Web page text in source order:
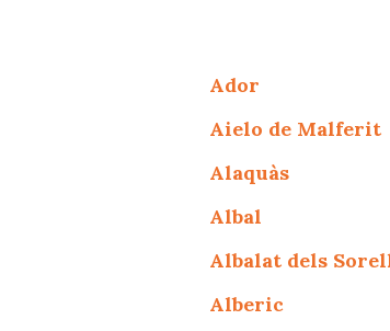
Ador
Aielo de Malferit
Alaquàs
Albal
Albalat dels
Alberic